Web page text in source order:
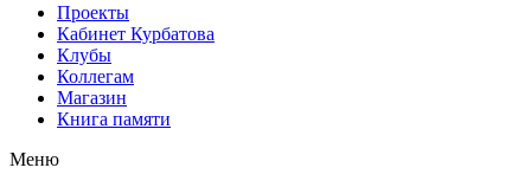
Проекты
Кабинет Курбатова
Клубы
Коллегам
Магазин
Книга памяти
Меню